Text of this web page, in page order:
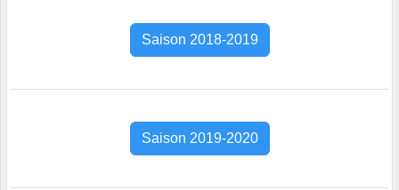
Saison 2018-2019
Saison 2019-2020